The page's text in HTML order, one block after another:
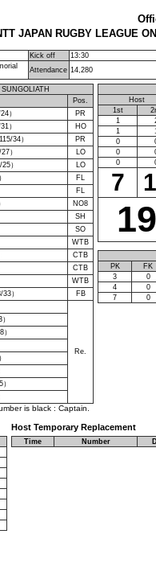
JAPAN RUGBY LEAGUE
Kick off
13:30
Attendance 14,280
Pos.
）
PR
）
HO
34）
PR
）
LO
）
LO
FL
FL
NO8
SH
SO
WTB
CTB
CTB
WTB
）
FB
Re.
is black : Captain.
Host
1st
1
1
0
0
0
7
19
PK
FK
3
0
4
0
7
0
Host Temporary Replacement
Time Number